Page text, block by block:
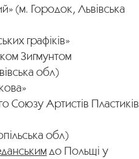
(м. Городок, Львівська
графіків»
Зигмунтом
обл)
Союзу Артистів Пластиків
обл)
до Польщі у